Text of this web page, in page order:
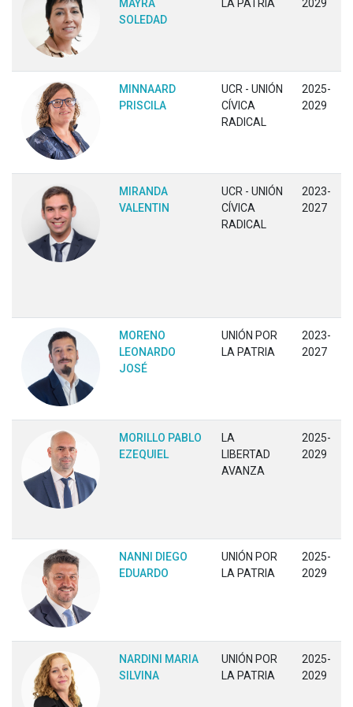
MAYRA
SOLEDAD
LA PATRIA
2029
MINNAARD
PRISCILA
UCR - UNIÓN
CÍVICA
RADICAL
2025-
2029
MIRANDA
VALENTIN
UCR - UNIÓN
CÍVICA
RADICAL
2023-
2027
MORENO
LEONARDO
JOSÉ
UNIÓN POR
LA PATRIA
2023-
2027
MORILLO PABLO
EZEQUIEL
LA
LIBERTAD
AVANZA
2025-
2029
NANNI DIEGO
EDUARDO
UNIÓN POR
LA PATRIA
2025-
2029
NARDINI MARIA
SILVINA
UNIÓN POR
LA PATRIA
2025-
2029